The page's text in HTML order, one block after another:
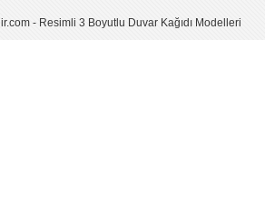
- Resimli 3 Boyutlu Duvar Kağıdı Modelleri